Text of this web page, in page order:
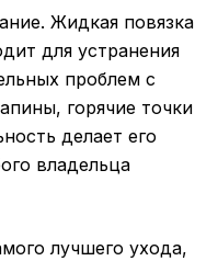
Жидкая повязка
для устранения
проблем с
горячие точки
делает его
владельца
лучшего ухода,